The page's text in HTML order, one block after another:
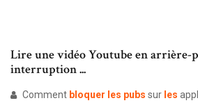
Lire une vidéo Youtube en arrière-
interruption ...
Comment bloquer les pubs sur les